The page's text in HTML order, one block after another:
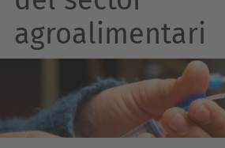
agroalimentari